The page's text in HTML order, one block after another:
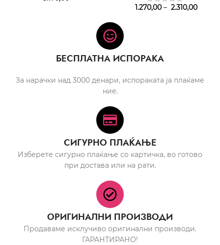
1.270,00 – 2.310,00
БЕСПЛАТНА ИСПОРАКА
За нарачки над 3000 денари, испораката ја плаќаме
ние.
СИГУРНО ПЛАЌАЊЕ
Изберете сигурно плаќање со картичка, во готово
при достава или на рати.
ОРИГИНАЛНИ ПРОИЗВОДИ
Продаваме исклучиво оригинални производи.
ГАРАНТИРАНО!